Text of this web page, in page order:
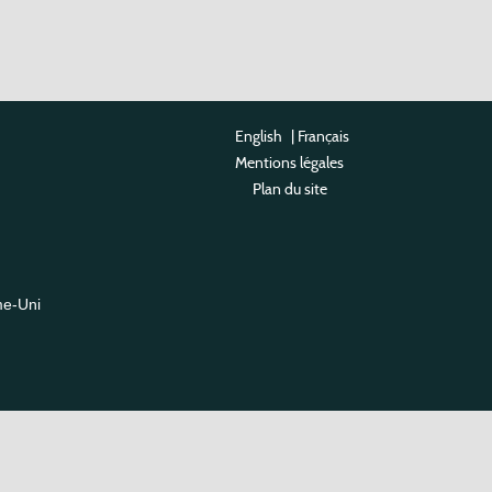
Uni
English | Français
Mentions légales
Plan du site